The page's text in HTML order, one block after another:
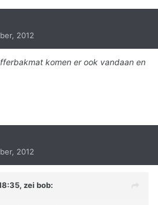
2012
komen er ook vandaan en
2012
zei bob: